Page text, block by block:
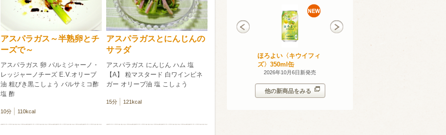
アスパラガス～半熟卵とチ
ーズで～
アスパラガス 卵 パルミジャーノ・
レッジャーノチーズ E.V.オリーブ
油 粗びき黒こしょう バルサミコ酢
塩 酢
10分 110kcal
アスパラガスとにんじんの
サラダ
アスパラガス にんじん ハム 塩
【A】 粒マスタード 白ワインビネ
ガー オリーブ油 塩 こしょう
15分 121kcal
ほろよい〈キウイフィ
ズ〉350ml缶
2026年10月6日新発売
ブリュット 2023
750ml瓶
2026年7月14日新発売
他の新商品をみる